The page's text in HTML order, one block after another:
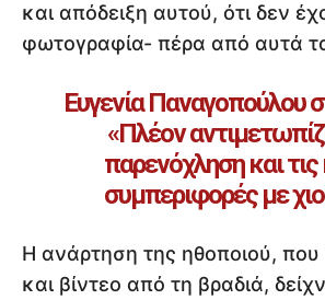
και απόδειξη αυτού, ότι δεν
φωτογραφία- πέρα από αυτά
Ευγενία Παναγοπούλου
«Πλέον
παρενόχληση και
συμπεριφορές με
Η ανάρτηση της ηθοποιού, που
και βίντεο από τη βραδιά,